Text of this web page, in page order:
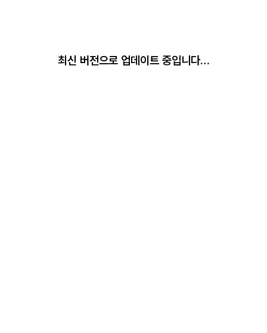
최신 버전으로 업데이트 중입니다…